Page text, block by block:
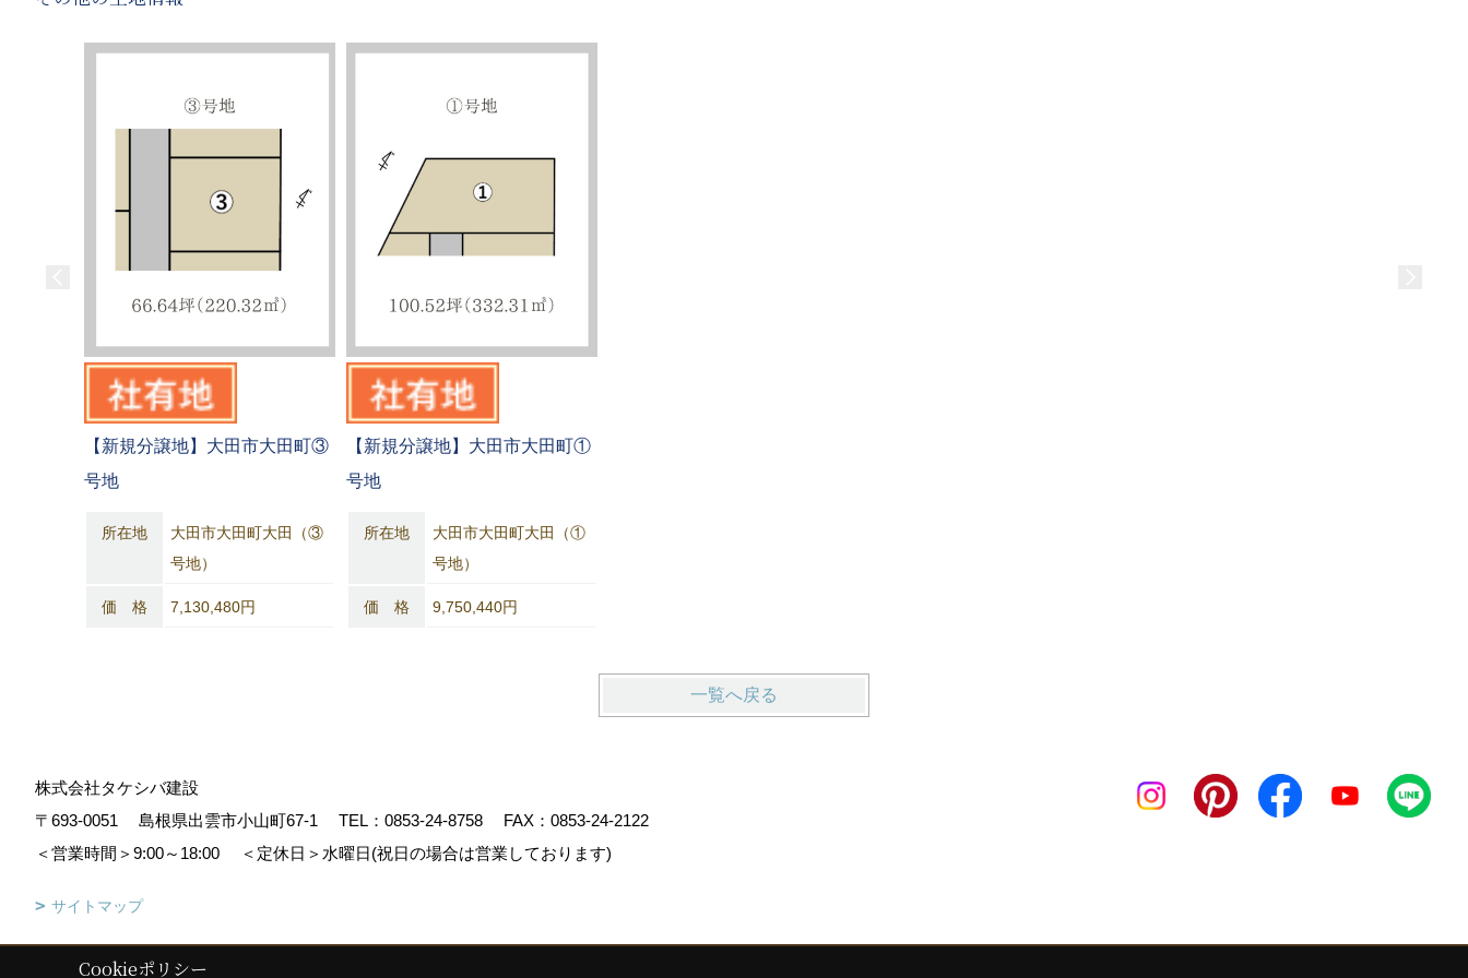
【新規分譲地】大田市大田町③
号地
所在地
大田市大田町大田（③
号地）
価 格 7,130,480円
【新規分譲地】大田市大田町①
号地
所在地
大田市大田町大田（①
号地）
価 格 9,750,440円
一覧へ戻る
株式会社タケシバ建設
〒693-0051
島根県出雲市小山町67-1 TEL： 0853-24-8758
FAX：0853-24-2122
＜営業時間＞9:00～18:00
＜定休日＞水曜日(祝日の場合は営業しております)
サイトマップ
Copyright (c) Takeshiba.co,.Ltd. All Rights Reserved.
Cookieポリシー